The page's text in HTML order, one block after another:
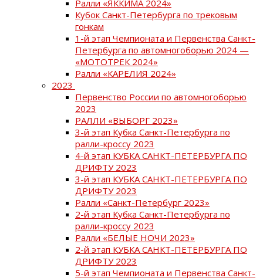
Ралли «ЯККИМА 2024»
Кубок Санкт-Петербурга по трековым
гонкам
1-й этап Чемпионата и Первенства Санкт-
Петербурга по автомногоборью 2024 —
«МОТОТРЕК 2024»
Ралли «КАРЕЛИЯ 2024»
2023
Первенство России по автомногоборью
2023
РАЛЛИ «ВЫБОРГ 2023»
3-й этап Кубка Санкт-Петербурга по
ралли-кроссу 2023
4-й этап КУБКА САНКТ-ПЕТЕРБУРГА ПО
ДРИФТУ 2023
3-й этап КУБКА САНКТ-ПЕТЕРБУРГА ПО
ДРИФТУ 2023
Ралли «Санкт-Петербург 2023»
2-й этап Кубка Санкт-Петербурга по
ралли-кроссу 2023
Ралли «БЕЛЫЕ НОЧИ 2023»
2-й этап КУБКА САНКТ-ПЕТЕРБУРГА ПО
ДРИФТУ 2023
5-й этап Чемпионата и Первенства Санкт-